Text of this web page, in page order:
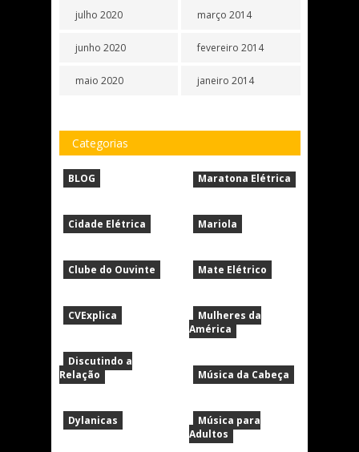
julho 2020
junho 2020
maio 2020
março 2014
fevereiro 2014
janeiro 2014
Categorias
BLOG
Cidade Elétrica
Clube do Ouvinte
CVExplica
Discutindo a
Relação
Dylanicas
Maratona Elétrica
Mariola
Mate Elétrico
Mulheres da
América
Música da Cabeça
Música para
Adultos